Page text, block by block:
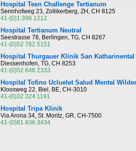
Hospital Teen Challenge Tertianum
Sennhofweg 23, Zollikerberg, ZH, CH 8125
41-(0)1 396 1212
Hospital Tertianum Neutral
Seestrasse 78, Berlingen, TG, CH 8267
41-(0)52 762 5151
Hospital Thurgauer Klinik San Katharinental
Diessenhofen, TG, CH 8253
41-(0)52 646 2333
Hospital Tofino Ucluelet Salud Mental
Kloosweg 22, Biel, BE, CH-3010
41-(0)32 324 1191
Hospital Tripa Klinik
Via Arona 34, St. Moritz, GR, CH-7500
41-(0)81 836 3434